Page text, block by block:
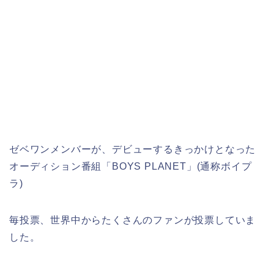
ゼベワンメンバーが、デビューするきっかけとなった
オーディション番組「BOYS PLANET」(通称ボイプ
ラ)
毎投票、世界中からたくさんのファンが投票していま
した。